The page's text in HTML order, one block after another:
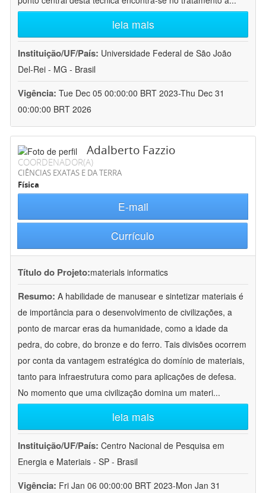
leia mais
Instituição/UF/País: Universidade Federal de São João
Del-Rei - MG - Brasil
Vigência: Tue Dec 05 00:00:00 BRT 2023-Thu Dec 31
00:00:00 BRT 2026
Adalberto Fazzio
COORDENADOR(A)
CIÊNCIAS EXATAS E DA TERRA
Física
E-mail
Currículo
Título do Projeto:materials informatics
Resumo: A habilidade de manusear e sintetizar materiais é
de importância para o desenvolvimento de civilizações, a
ponto de marcar eras da humanidade, como a idade da
pedra, do cobre, do bronze e do ferro. Tais divisões ocorrem
por conta da vantagem estratégica do domínio de materiais,
tanto para infraestrutura como para aplicações de defesa.
No momento que uma civilização domina um materi...
leia mais
Instituição/UF/País: Centro Nacional de Pesquisa em
Energia e Materiais - SP - Brasil
Vigência: Fri Jan 06 00:00:00 BRT 2023-Mon Jan 31